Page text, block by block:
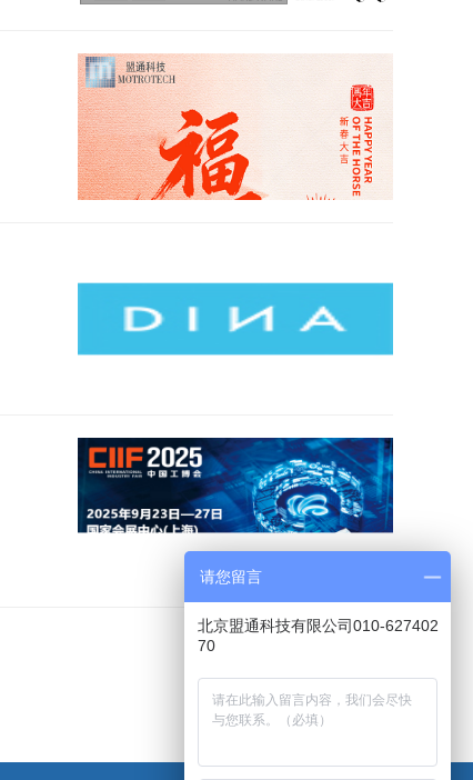
请您留言
北京盟通科技有限公司010-627402
70